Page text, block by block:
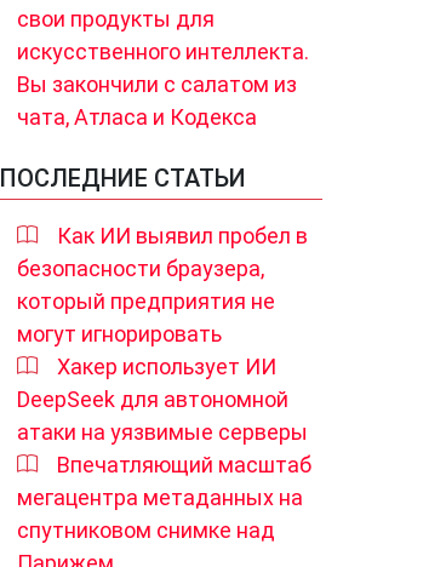
свои продукты для
искусственного интеллекта.
Вы закончили с салатом из
чата, Атласа и Кодекса
ПОСЛЕДНИЕ СТАТЬИ
Как ИИ выявил пробел в
безопасности браузера,
который предприятия не
могут игнорировать
Хакер использует ИИ
DeepSeek для автономной
атаки на уязвимые серверы
Впечатляющий масштаб
мегацентра метаданных на
спутниковом снимке над